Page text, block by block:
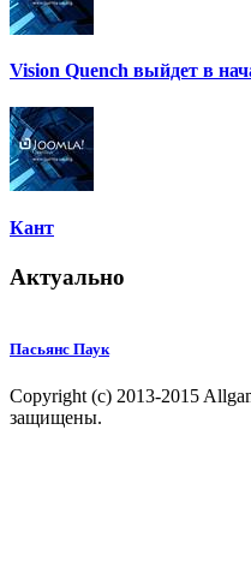
Vision Quench выйдет в
Кант
Актуально
Пасьянс Паук
Copyright (c) 2013-2015
защищены.